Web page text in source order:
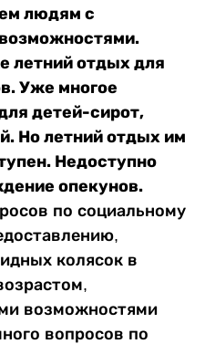
людям с
летний отдых для
Уже многое
детей-сирот,
Но летний отдых им
Недоступно
опекунов.
по социальному
колясок в
возможностями
вопросов по